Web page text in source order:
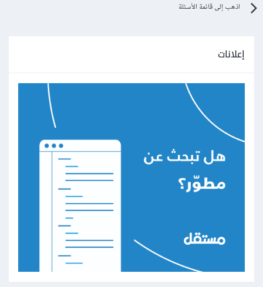
اذهب إلى قائمة الأسئلة
إعلانات